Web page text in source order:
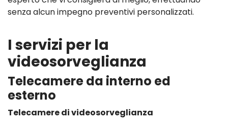
senza alcun impegno preventivi personalizzati.
I servizi per la
videosorveglianza
Telecamere da interno ed
esterno
Telecamere di videosorveglianza